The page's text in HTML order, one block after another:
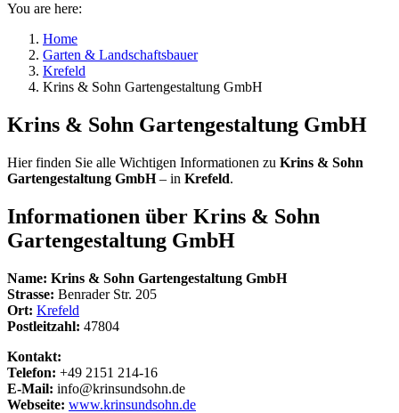
You are here:
Home
Garten & Landschaftsbauer
Krefeld
Krins & Sohn Gartengestaltung GmbH
Krins & Sohn Gartengestaltung GmbH
Hier finden Sie alle Wichtigen Informationen zu Krins & Sohn
Gartengestaltung GmbH– in Krefeld.
Informationen über Krins & Sohn
Gartengestaltung GmbH
Name: Krins & Sohn Gartengestaltung GmbH
Strasse: Benrader Str. 205
Ort: Krefeld
Postleitzahl: 47804
Kontakt:
Telefon: +49 2151 214-16
E-Mail: info@krinsundsohn.de
Webseite: www.krinsundsohn.de